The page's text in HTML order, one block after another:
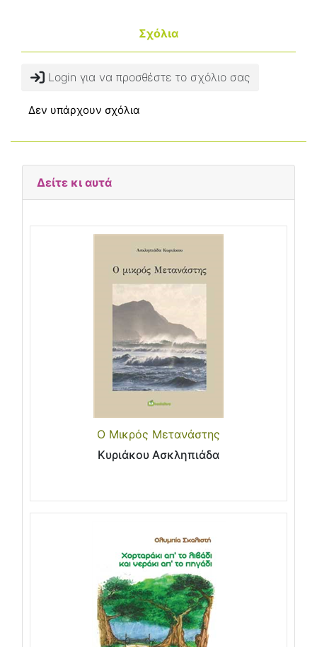
Σχόλια
Login για να προσθέστε το σχόλιο σας
Δεν υπάρχουν σχόλια
Δείτε κι αυτά
Ο Μικρός Μετανάστης
Κυριάκου Ασκληπιάδα